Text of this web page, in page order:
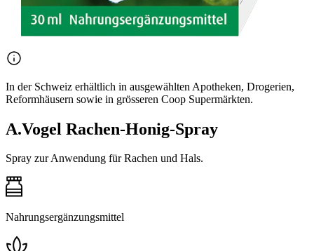
In der Schweiz erhältlich in ausgewählten Apotheken, Drogerien,
Reformhäusern sowie in grösseren Coop Supermärkten.
A.Vogel Rachen-Honig-Spray
Spray zur Anwendung für Rachen und Hals.
Nahrungsergänzungsmittel